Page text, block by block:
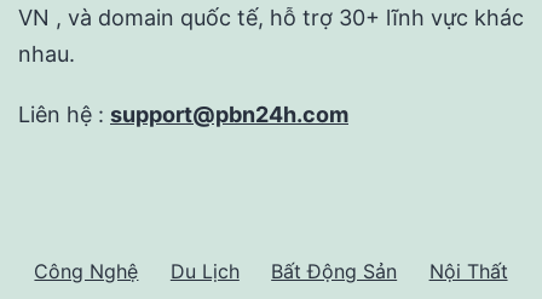
VN , và domain quốc tế, hỗ trợ 30+ lĩnh vực khác
nhau.
Liên hệ : support@pbn24h.com
Công Nghệ Du Lịch Bất Động Sản Nội Thất